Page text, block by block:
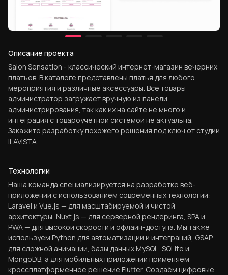
Описание проекта
Salon Sensation - классический интернет-магазин вечерних
платьев. В каталоге представлены платья для любого
мероприятия и различные аксессуары. Все товары
администратор загружает вручную из панели
администрирования, так как их на сайте не много и
интеграция с товароучетной системой не актуальна.
Закажите разработку похожего решения под ключ от студии
ILAVISTA.
Технологии
Наша команда специализируется на разработке веб-
приложений с использованием современных технологий:
Laravel и Vue.js — для масштабируемой и чистой
архитектуры, Nuxt.js — для серверной рендеринга, SPA и
PWA — для высокой скорости и офлайн-доступа. Мы также
используем Python для автоматизации и интеграций, GSAP
для сложной анимации, базы данных MySQL, SQLite и
MongoDB, а для мобильных приложений применяем
кроссплатформенное решение Flutter. Создаём цифровые